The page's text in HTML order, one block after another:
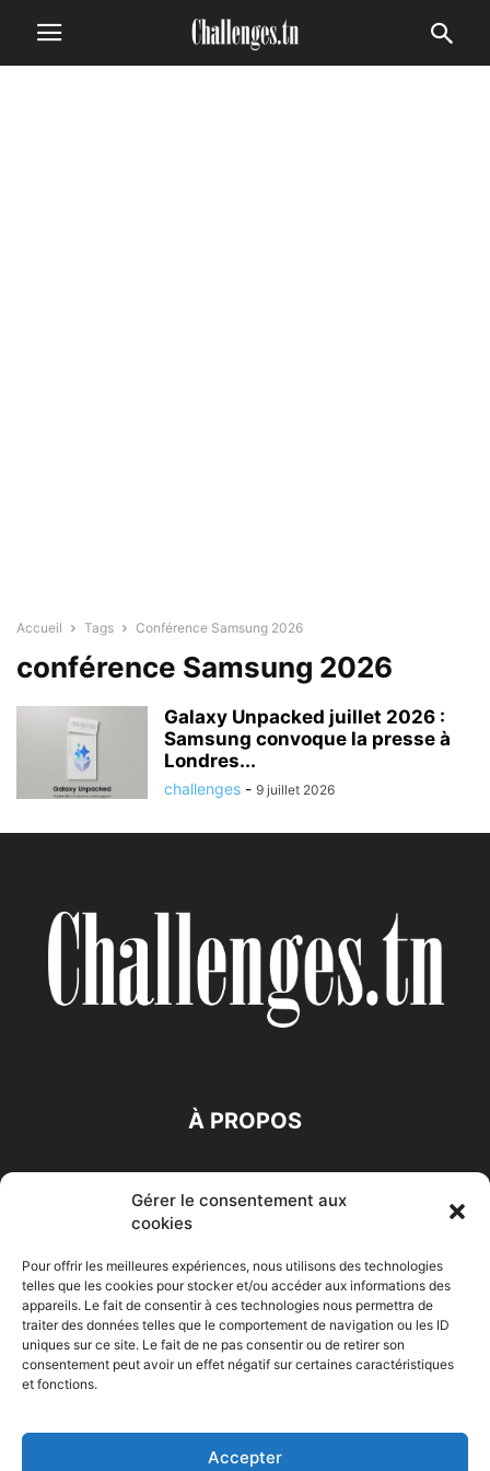
Gérer le consentement aux
cookies
Pour offrir les meilleures expériences, nous utilisons des technologies
telles que les cookies pour stocker et/ou accéder aux informations des
appareils. Le fait de consentir à ces technologies nous permettra de
traiter des données telles que le comportement de navigation ou les ID
uniques sur ce site. Le fait de ne pas consentir ou de retirer son
consentement peut avoir un effet négatif sur certaines caractéristiques
et fonctions.
Accepter
Accueil Tags Conférence Samsung 2026
conférence Samsung 2026
Galaxy Unpacked juillet 2026 :
Samsung convoque la presse à
Londres...
challenges - 9 juillet 2026
À PROPOS
Accueil Economie Entreprises Entrepreneur
Maghreb